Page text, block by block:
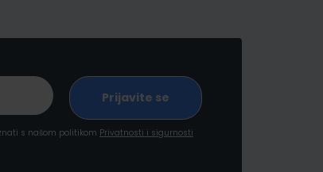
s našom politikom Privatnosti i sigurnosti